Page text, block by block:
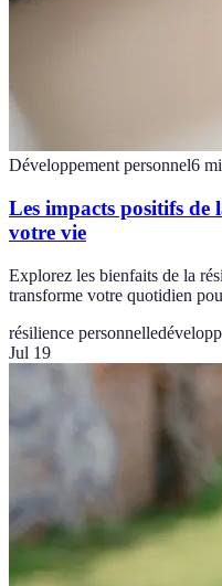
Développement personnel6
Les impacts positifs de
votre vie
Explorez les bienfaits de la
transforme votre quotidien
résilience personnelle
Jul 19